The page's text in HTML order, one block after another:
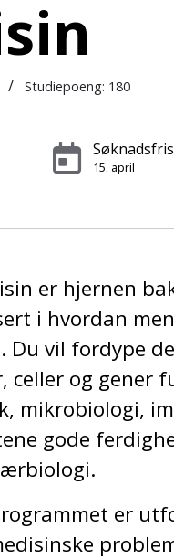
/ Studiepoeng: 180
15. april
er hjernen
i hvordan
Du vil fordype
celler og gener
mikrobiologi,
gode
er